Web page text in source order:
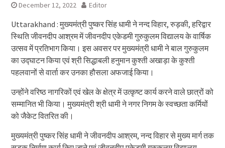
December 12, 2022 Editor
Uttarakhand : मुख्यमंत्री पुष्कर सिंह धामी ने नन्द विहार, रुड़की, हरिद्वार
स्थिति जीवनदीप आश्रम में जीवनदीप एकेडमी गुरुकुलम विद्यालय के वार्षिक
उत्सव में प्रतिभाग किया। इस अवसर पर मुख्यमंत्री धामी ने बाल गुरुकुलम
का उद्घाटन किया एवं श्री सिद्धाबली हनुमान कुश्ती अखाड़ा के कुश्ती
पहलवानों से वार्ता कर उनका हौसला अफजाई किया।
उन्होंने वरिष्ठ नागरिकों एवं खेल के क्षेत्र में उत्कृष्ट कार्य करने वाले छात्रों को
सम्मानित भी किया। मुख्यमंत्री श्री धामी ने नगर निगम के स्वच्छता कर्मियों
को जैकेट वितरित की।
मुख्यमंत्री पुष्कर सिंह धामी ने जीवनदीप आश्रम, नन्द विहार से मुख्य मार्ग तक